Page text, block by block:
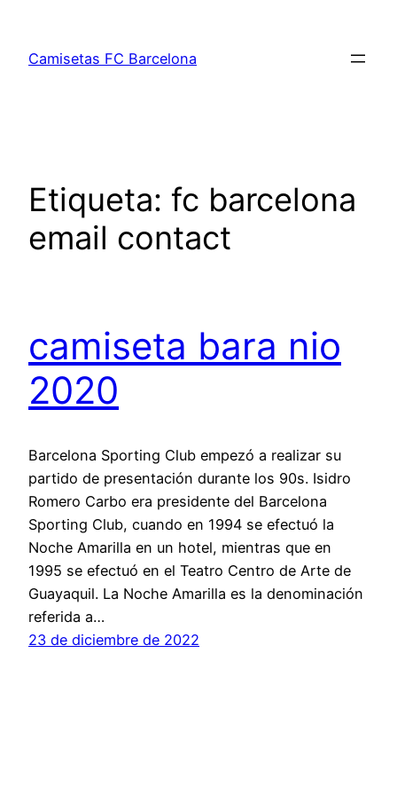
contenido
Camisetas FC Barcelona
Etiqueta: fc barcelona
email contact
camiseta bara nio
2020
Barcelona Sporting Club empezó a realizar su
partido de presentación durante los 90s. Isidro
Romero Carbo era presidente del Barcelona
Sporting Club, cuando en 1994 se efectuó la
Noche Amarilla en un hotel, mientras que en
1995 se efectuó en el Teatro Centro de Arte de
Guayaquil. La Noche Amarilla es la denominación
referida a…
23 de diciembre de 2022